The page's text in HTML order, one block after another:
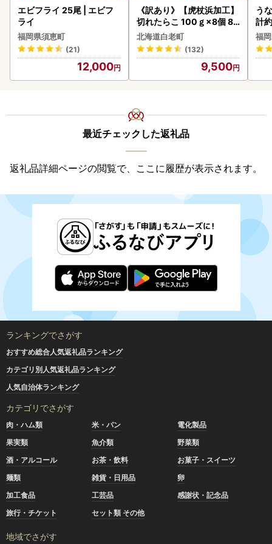
エビフライ 25尾 | エビフ
ライ
福岡県須恵町
(21)
12,000
《訳あり》【虎杖浜加工】
切れたらこ 100ｇ×8個 80
0g AK081
北海道白老町
(132)
9,500
う
計
な
福
最近チェックした返礼品
返礼品詳細ページの閲覧で、ここに履歴が表示されます。
ランキングでさがす
おすすめ総合人気返礼品ランキング
カテゴリ別人気返礼品ランキング
人気自治体ランキング
カテゴリでさがす
肉・ハム類 米・パン
電化製品
果実類
魚介類
野菜類
酒・アルコール
お茶・飲料
お菓子・スイーツ
麺類
雑貨・日用品
卵
加工食品
工芸品
感謝状・記念品
旅行・チケット
セット類 その他
地域でさがす